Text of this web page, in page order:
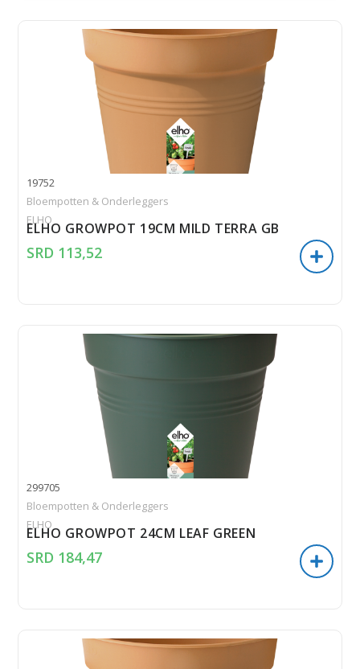
19752
Bloempotten & Onderleggers
ELHO
ELHO GROWPOT 19CM MILD TERRA GB
SRD 113,52
299705
Bloempotten & Onderleggers
ELHO
ELHO GROWPOT 24CM LEAF GREEN
SRD 184,47